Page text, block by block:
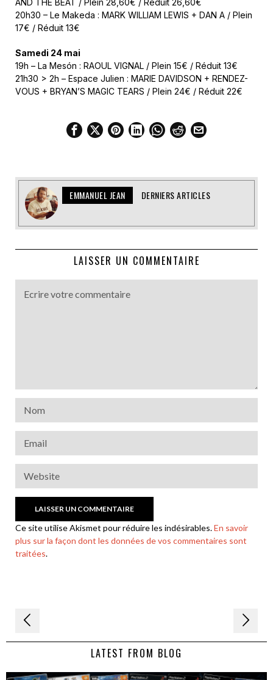
AND THE BEAT / Plein 28,60€ / Réduit 26,60€
20h30 – Le Makeda : MARK WILLIAM LEWIS + DAN A / Plein
17€ / Réduit 13€
Samedi 24 mai
19h – La Mesón : RAOUL VIGNAL / Plein 15€ / Réduit 13€
21h30 > 2h – Espace Julien : MARIE DAVIDSON + RENDEZ-
VOUS + BRYAN’S MAGIC TEARS / Plein 24€ / Réduit 22€
EMMANUEL JEAN DERNIERS ARTICLES
LAISSER UN COMMENTAIRE
Ce site utilise Akismet pour réduire les indésirables.En savoir
plus sur la façon dont les données de vos commentaires sont
traitées.
Navigation
de LATEST FROM BLOG